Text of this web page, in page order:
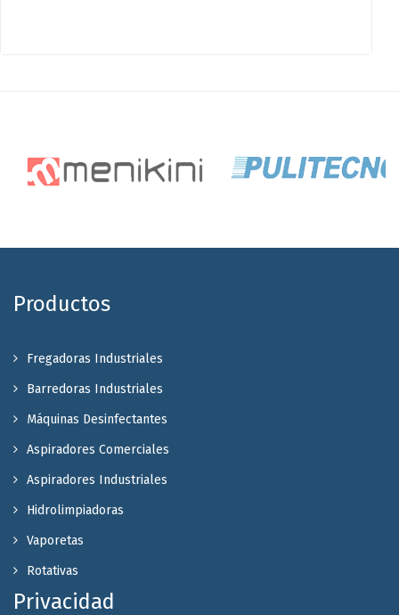
Productos
Fregadoras Industriales
Barredoras Industriales
Máquinas Desinfectantes
Aspiradores Comerciales
Aspiradores Industriales
Hidrolimpiadoras
Vaporetas
Rotativas
Privacidad